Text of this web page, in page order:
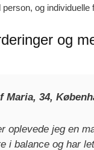
og
og
Maria, 34,
oplevede jeg en
i balance og har